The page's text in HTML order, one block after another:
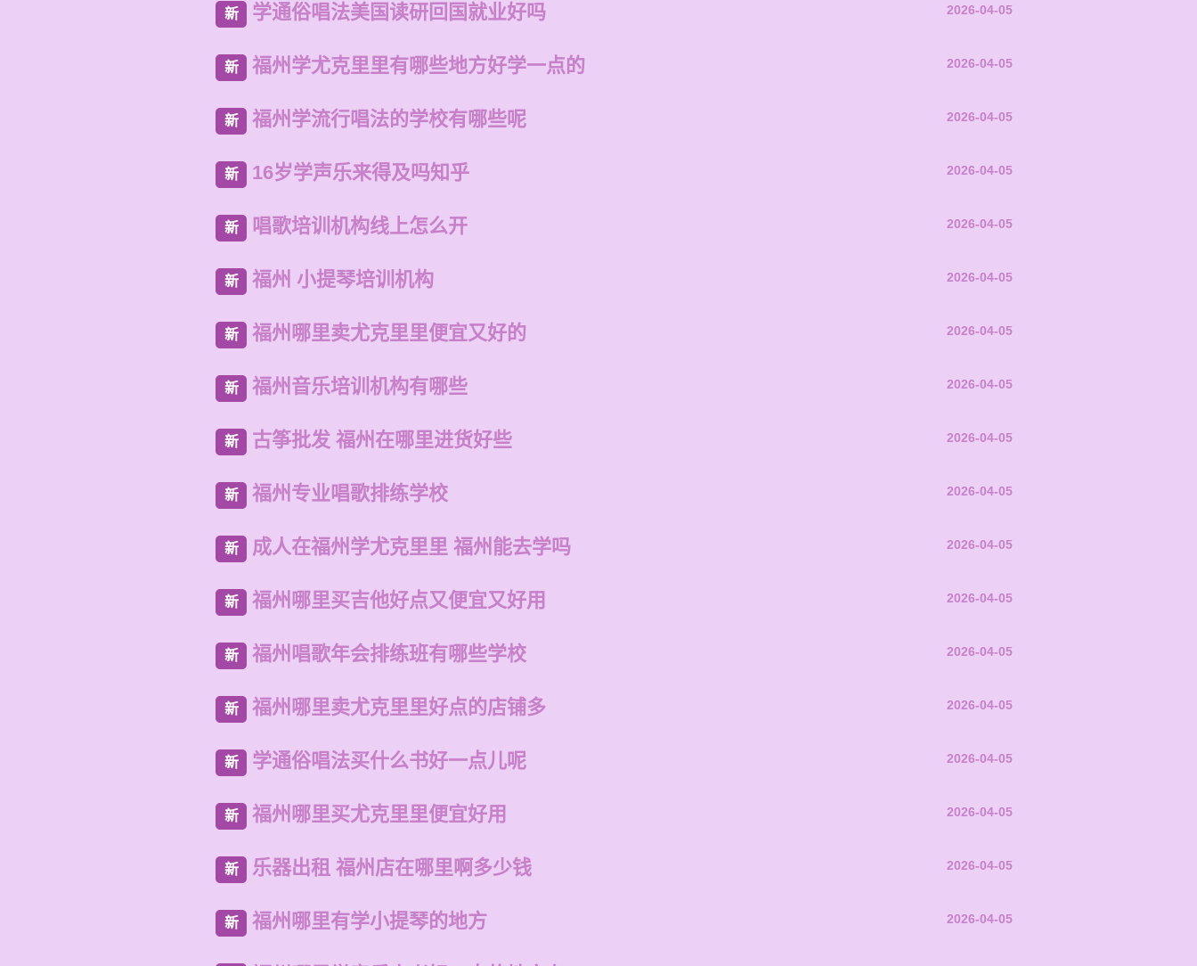
新 学通俗唱法美国读研回国就业好吗 2026-04-05
新 福州学尤克里里有哪些地方好学一点的 2026-04-05
新 福州学流行唱法的学校有哪些呢 2026-04-05
新 16岁学声乐来得及吗知乎 2026-04-05
新 唱歌培训机构线上怎么开 2026-04-05
新 福州 小提琴培训机构 2026-04-05
新 福州哪里卖尤克里里便宜又好的 2026-04-05
新 福州音乐培训机构有哪些 2026-04-05
新 古筝批发 福州在哪里进货好些 2026-04-05
新 福州专业唱歌排练学校 2026-04-05
新 成人在福州学尤克里里 福州能去学吗 2026-04-05
新 福州哪里买吉他好点又便宜又好用 2026-04-05
新 福州唱歌年会排练班有哪些学校 2026-04-05
新 福州哪里卖尤克里里好点的店铺多 2026-04-05
新 学通俗唱法买什么书好一点儿呢 2026-04-05
新 福州哪里买尤克里里便宜好用 2026-04-05
新 乐器出租 福州店在哪里啊多少钱 2026-04-05
新 福州哪里有学小提琴的地方 2026-04-05